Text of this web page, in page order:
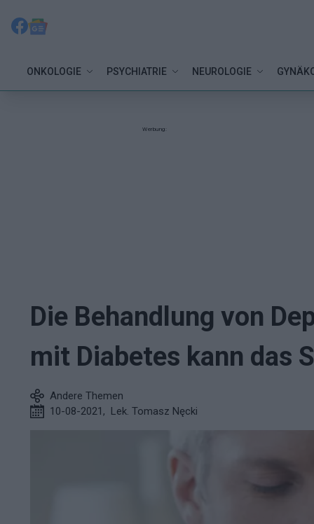
ONKOLOGIE PSYCHIATRIE NEUROLOGIE
Werbung:
Die Behandlung von
mit Diabetes kann das
Andere Themen
10-08-2021 , Lek. Tomasz Nęcki